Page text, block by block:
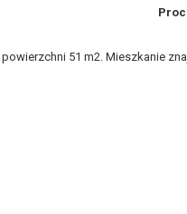
51 m2. Mieszkanie